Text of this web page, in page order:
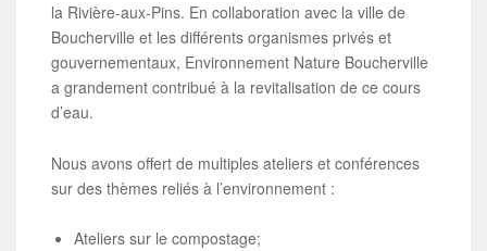
la Rivière-aux-Pins. En collaboration avec la ville de
Boucherville et les différents organismes privés et
gouvernementaux, Environnement Nature Boucherville
a grandement contribué à la revitalisation de ce cours
d’eau.
Nous avons offert de multiples ateliers et conférences
sur des thèmes reliés à l’environnement :
Ateliers sur le compostage;